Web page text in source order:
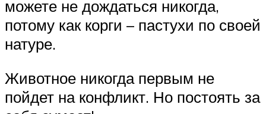
можете не дождаться никогда,
потому как корги – пастухи по своей
натуре.
Животное никогда первым не
пойдет на конфликт. Но постоять за